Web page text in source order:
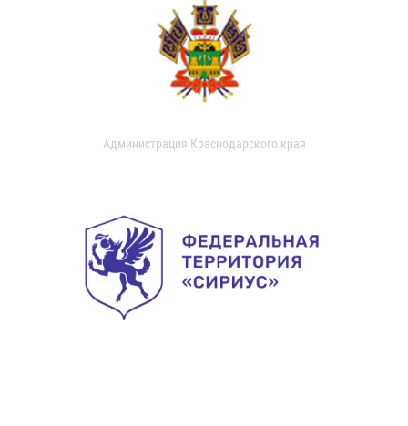
Администрация Краснодарского края